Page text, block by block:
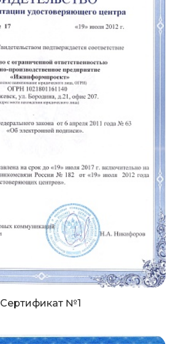
Сертификат №1